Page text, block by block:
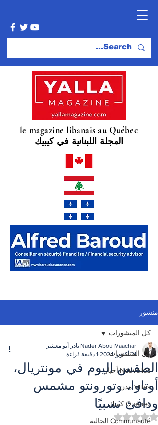
le magazine libanais au Québec
المجلة اللبنانية في كيبيك
منشور
كل المنشورات
Nouvelles أخبار
Villes مدن
Québec كيبيك
Communauté الجالية
كل المنشورات
الطقس اليوم في مونتريال،
أوتاوا، وتورونتو مشمس
ودافئ نسبيًا
Nader Abou Maachar نادر أبو معشر
21 أكتوبر 2024
1 دقيقة قراءة
تم التقييم بـ ليس رقمًا من أصل 5 نجوم.